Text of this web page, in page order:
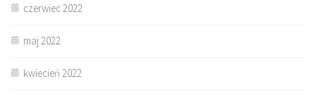
czerwiec 2022
maj 2022
kwiecień 2022